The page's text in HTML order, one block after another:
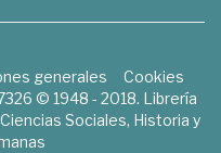
generales
Cookies
© 1948 - 2018. Librería
Sociales, Historia y